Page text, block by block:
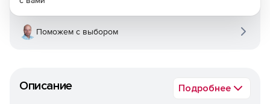
Описание Подробнее
Поможем с выбором